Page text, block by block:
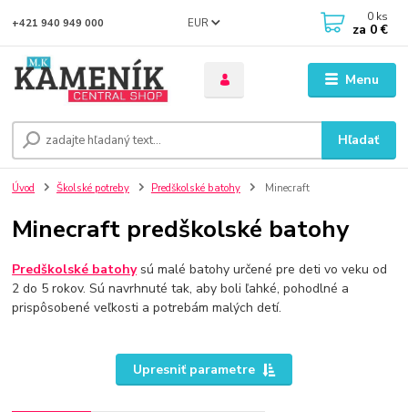
Menu
EUR
Hľadať
+421 940 949 000 0 ks
za 0 €
Úvod Školské potreby Predškolské batohy Minecraft
Minecraft predškolské batohy
Predškolské batohysú malé batohy určené pre deti vo veku od
2 do 5 rokov. Sú navrhnuté tak, aby boli ľahké, pohodlné a
prispôsobené veľkosti a potrebám malých detí.
Upresniť parametre